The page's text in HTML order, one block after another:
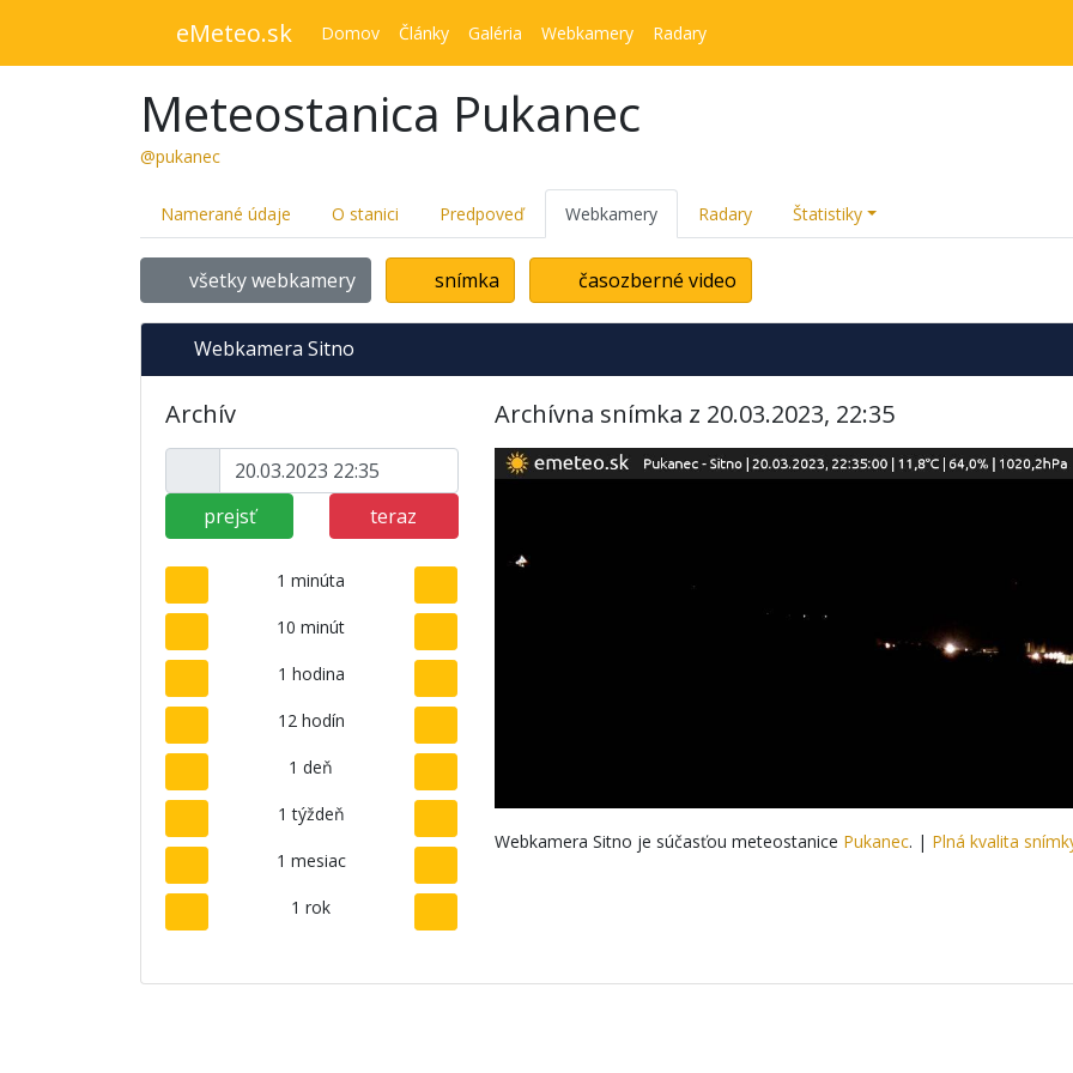
eMeteo.sk Domov Články Galéria Webkamery Radary
Meteostanica Pukanec
@pukanec
Namerané údaje O stanici Predpoveď Webkamery Radary Štatistiky
všetky webkamery snímka časozberné video
Webkamera Sitno
Archív
prejsť teraz
1 minúta
10 minút
1 hodina
12 hodín
1 deň
1 týždeň
1 mesiac
1 rok
Archívna snímka z 20.03.2023, 22:35
Webkamera Sitno je súčasťou meteostanice Pukanec. | Plná kvalita